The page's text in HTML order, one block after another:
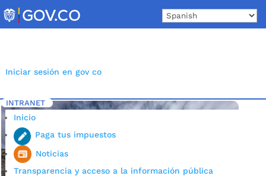
to
content
Iniciar sesión en gov co
INTRANET
Inicio
Paga tus impuestos
Noticias
Transparencia y acceso a la información pública
Inicio 5 Etiqueta: Agua Bucaramanga